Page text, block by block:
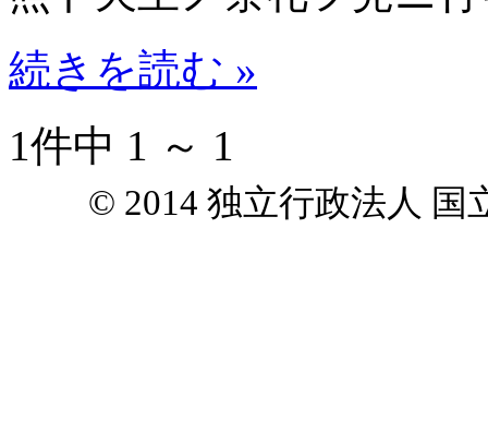
続きを読む »
1件中 1 ～ 1
© 2014 独立行政法人 国